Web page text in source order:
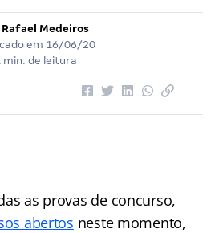
Rafael Medeiros
em 16/06/20
min. de leitura
as provas de concurso,
abertos neste momento,